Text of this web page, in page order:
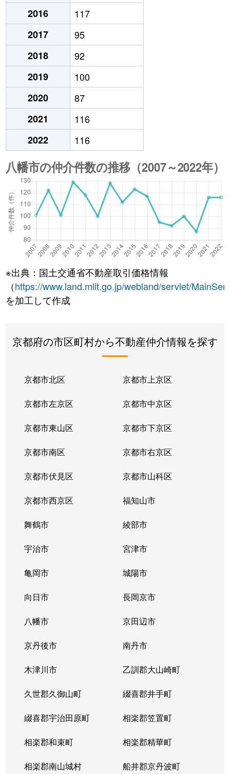
2016
117
2017
95
2018
92
2019
100
2020
87
2021
116
2022
116
※出典：国土交通省不動産取引価格情報
（https://www.land.mlit.go.jp/webland/servlet/
を加工して作成
京都府の市区町村から不動産仲介情報を探す
京都市北区 京都市上京区
京都市左京区 京都市中京区
京都市東山区 京都市下京区
京都市南区 京都市右京区
京都市伏見区 京都市山科区
京都市西京区 福知山市
舞鶴市 綾部市
宇治市 宮津市
亀岡市 城陽市
向日市 長岡京市
八幡市 京田辺市
京丹後市 南丹市
木津川市 乙訓郡大山崎町
久世郡久御山町 綴喜郡井手町
綴喜郡宇治田原町 相楽郡笠置町
相楽郡和束町 相楽郡精華町
相楽郡南山城村 船井郡京丹波町